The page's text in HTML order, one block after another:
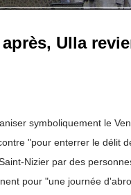
Ulla
symboliquement le
"pour enterrer le délit
Nizier par des
pour "une journée